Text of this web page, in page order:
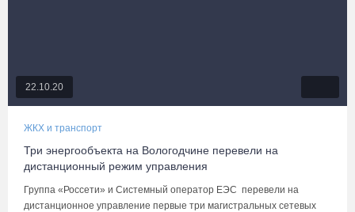
22.10.20
ЖКХ и транспорт
Три энергообъекта на Вологодчине перевели на
дистанционный режим управления
Группа «Россети» и Системный оператор ЕЭС перевели на
дистанционное управление первые три магистральных сетевых